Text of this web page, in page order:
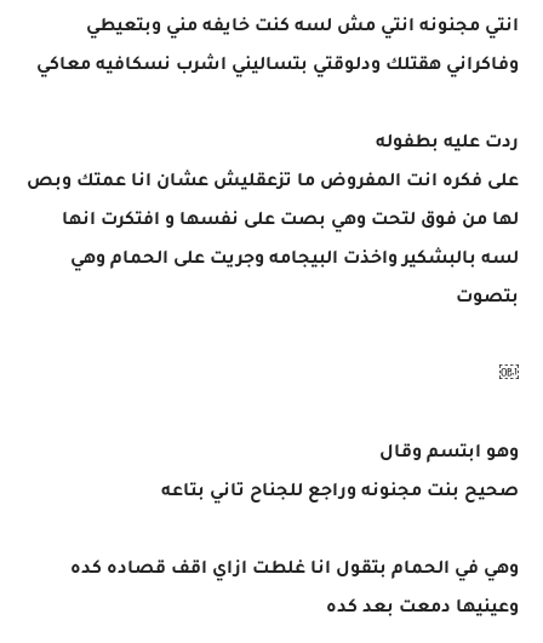
انتي مجنونه انتي مش لسه كنت خايفه مني وبتعيطي
وفاكراني هقتلك ودلوقتي بتساليني اشرب نسكافيه معاكي
ردت عليه بطفوله
على فكره انت المفروض ما تزعقليش عشان انا عمتك وبص
لها من فوق لتحت وهي بصت على نفسها و افتكرت انها
لسه بالبشكير واخذت البيجامه وجريت على الحمام وهي
بتصوت
￼
وهو ابتسم وقال
صحيح بنت مجنونه وراجع للجناح تاني بتاعه
وهي في الحمام بتقول انا غلطت ازاي اقف قصاده كده
وعينيها دمعت بعد كده